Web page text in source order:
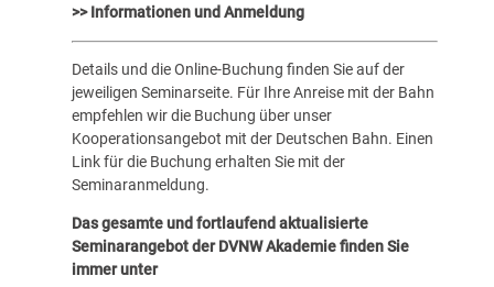
>> Informationen und Anmeldung
Details und die Online-Buchung finden Sie auf der
jeweiligen Seminarseite. Für Ihre Anreise mit der Bahn
empfehlen wir die Buchung über unser
Kooperationsangebot mit der Deutschen Bahn. Einen
Link für die Buchung erhalten Sie mit der
Seminaranmeldung.
Das gesamte und fortlaufend aktualisierte
Seminarangebot der DVNW Akademie finden Sie
immer unter